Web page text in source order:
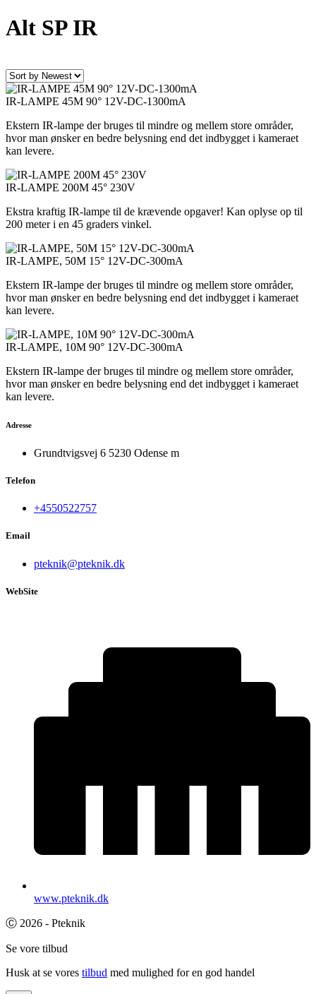
Alt SP IR
IR-LAMPE 45M 90° 12V-DC-1300mA
Ekstern IR-lampe der bruges til mindre og mellem store områder,
hvor man ønsker en bedre belysning end det indbygget i kameraet
kan levere.
IR-LAMPE 200M 45° 230V
Ekstra kraftig IR-lampe til de krævende opgaver! Kan oplyse op til
200 meter i en 45 graders vinkel.
IR-LAMPE, 50M 15° 12V-DC-300mA
Ekstern IR-lampe der bruges til mindre og mellem store områder,
hvor man ønsker en bedre belysning end det indbygget i kameraet
kan levere.
IR-LAMPE, 10M 90° 12V-DC-300mA
Ekstern IR-lampe der bruges til mindre og mellem store områder,
hvor man ønsker en bedre belysning end det indbygget i kameraet
kan levere.
Adresse
Grundtvigsvej 6 5230 Odense m
Telefon
+4550522757
Email
pteknik@pteknik.dk
WebSite
www.pteknik.dk
Ⓒ 2026 - Pteknik
Se vore tilbud
Husk at se vores tilbud med mulighed for en god handel